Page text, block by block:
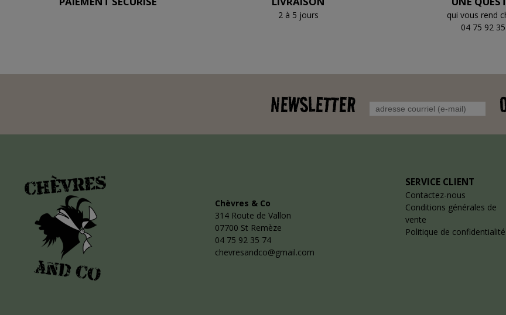
2 à 5 jours
qui vous rend
04 75 92
NEWSLETTER
Chèvres & Co
314 Route de Vallon
07700 St Remèze
04 75 92 35 74
chevresandco@gmail.com
SERVICE CLIENT
Contactez-nous
Conditions générales de
vente
Politique de confidentialité